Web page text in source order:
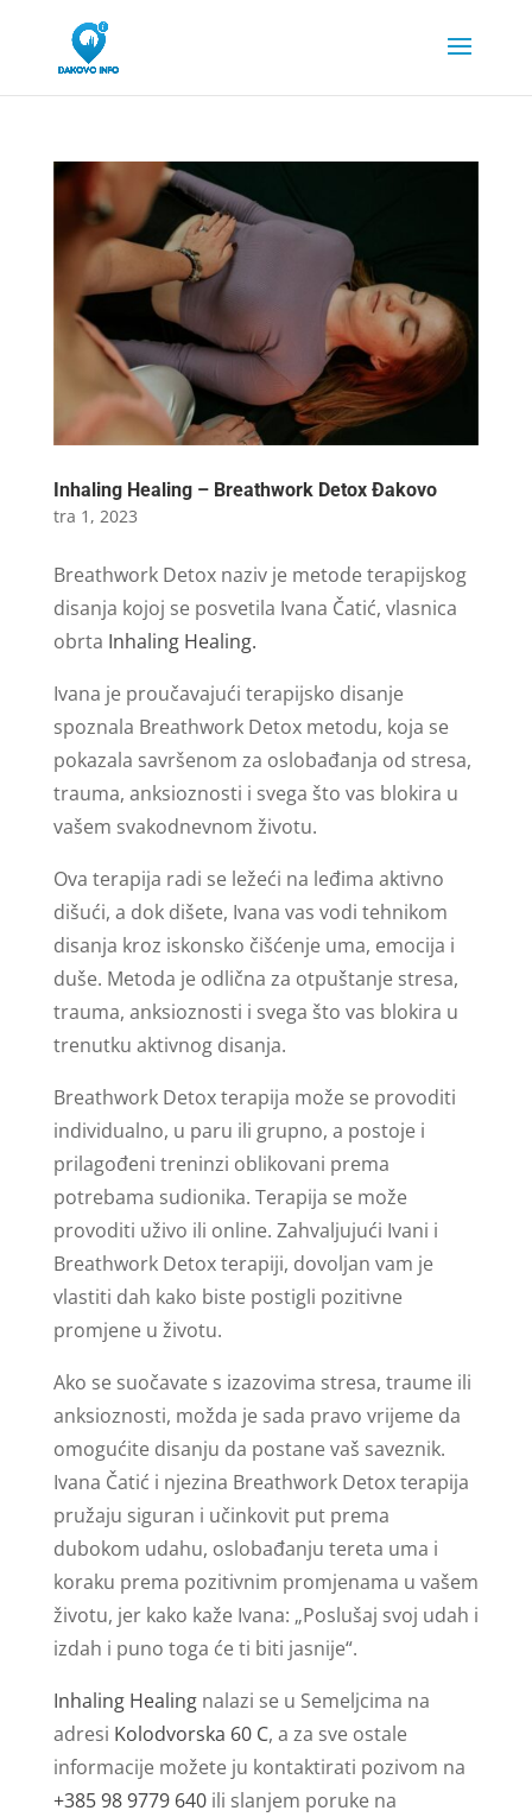
Inhaling Healing – Breathwork Detox Đakovo
tra 1, 2023
Breathwork Detox naziv je metode terapijskog
disanja kojoj se posvetila Ivana Čatić, vlasnica
obrta Inhaling Healing.
Ivana je proučavajući terapijsko disanje
spoznala Breathwork Detox metodu, koja se
pokazala savršenom za oslobađanja od stresa,
trauma, anksioznosti i svega što vas blokira u
vašem svakodnevnom životu.
Ova terapija radi se ležeći na leđima aktivno
dišući, a dok dišete, Ivana vas vodi tehnikom
disanja kroz iskonsko čišćenje uma, emocija i
duše. Metoda je odlična za otpuštanje stresa,
trauma, anksioznosti i svega što vas blokira u
trenutku aktivnog disanja.
Breathwork Detox terapija može se provoditi
individualno, u paru ili grupno, a postoje i
prilagođeni treninzi oblikovani prema
potrebama sudionika. Terapija se može
provoditi uživo ili online. Zahvaljujući Ivani i
Breathwork Detox terapiji, dovoljan vam je
vlastiti dah kako biste postigli pozitivne
promjene u životu.
Ako se suočavate s izazovima stresa, traume ili
anksioznosti, možda je sada pravo vrijeme da
omogućite disanju da postane vaš saveznik.
Ivana Čatić i njezina Breathwork Detox terapija
pružaju siguran i učinkovit put prema
dubokom udahu, oslobađanju tereta uma i
koraku prema pozitivnim promjenama u vašem
životu, jer kako kaže Ivana: „Poslušaj svoj udah i
izdah i puno toga će ti biti jasnije“.
Inhaling Healingnalazi se u Semeljcima na
adresi Kolodvorska 60 C, a za sve ostale
informacije možete ju kontaktirati pozivom na
+385 98 9779 640ili slanjem poruke na